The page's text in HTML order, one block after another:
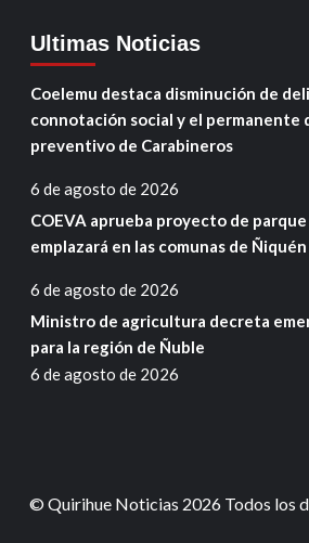
Ultimas Noticias
Coelemu destaca disminución de
connotación social y el permanente
preventivo de Carabineros
6 de agosto de 2026
COEVA aprueba proyecto de
emplazará en las comunas de Ñiquén
6 de agosto de 2026
Ministro de agricultura decreta
para la región de Ñuble
6 de agosto de 2026